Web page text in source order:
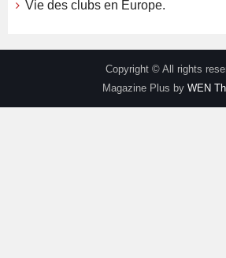
Vie des clubs en Europe.
Copyright © All rights
Magazine Plus by WEN